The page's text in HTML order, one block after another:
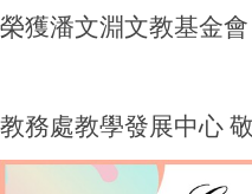
榮獲潘文淵文教基金會
教務處教學發展中心